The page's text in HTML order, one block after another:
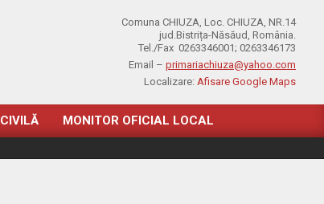
Comuna CHIUZA, Loc. CHIUZA, NR.14
jud.Bistrița-Năsăud, România.
Tel./Fax 0263346001; 0263346173
Email – primariachiuza@yahoo.com
Localizare: Afisare Google Maps
MONITOR OFICIAL LOCAL